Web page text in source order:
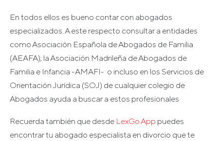
En todos ellos es bueno contar con abogados
especializados. A este respecto consultar a entidades
como Asociación Española de Abogados de Familia
(AEAFA); la Asociación Madrileña de Abogados de
Familia e Infancia -AMAFI- o incluso en los Servicios de
Orientación Jurídica (SOJ) de cualquier colegio de
Abogados ayuda a buscar a estos profesionales
Recuerda también que desde LexGo App puedes
encontrar tu abogado especialista en divorcio que te